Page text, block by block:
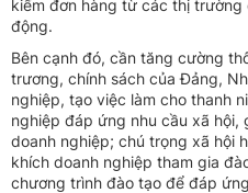
kiếm đơn hàng từ các thị
động.
Bên cạnh đó, cần tăng cường
trương, chính sách của Đảng,
nghiệp, tạo việc làm cho thanh
nghiệp đáp ứng nhu cầu xã hội,
doanh nghiệp; chú trọng xã hội
khích doanh nghiệp tham gia
chương trình đào tạo để đáp